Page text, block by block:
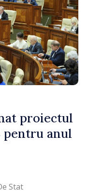
proiectul
pentru anul
Stat